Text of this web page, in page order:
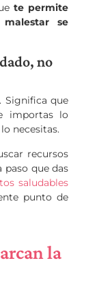
te permite
se
no
Significa que
importas lo
necesitas.
recursos
paso que das
saludables
punto de
la